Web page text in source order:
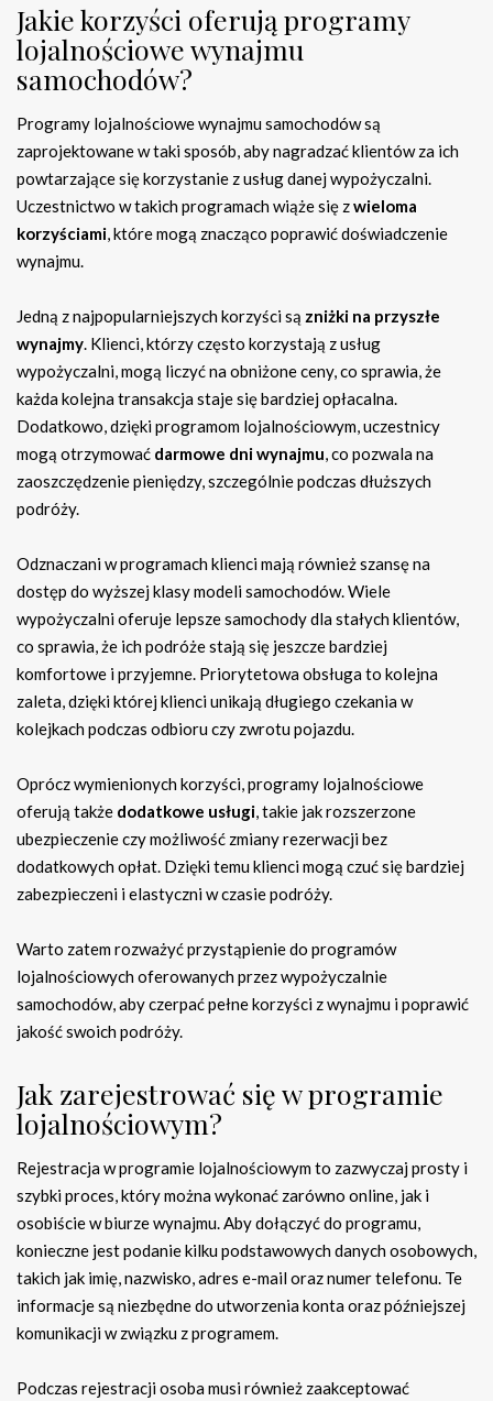
Jakie korzyści oferują programy
lojalnościowe wynajmu
samochodów?
Programy lojalnościowe wynajmu samochodów są
zaprojektowane w taki sposób, aby nagradzać klientów za ich
powtarzające się korzystanie z usług danej wypożyczalni.
Uczestnictwo w takich programach wiąże się zwieloma
korzyściami, które mogą znacząco poprawić doświadczenie
wynajmu.
Jedną z najpopularniejszych korzyści są zniżki na przyszłe
wynajmy. Klienci, którzy często korzystają z usług
wypożyczalni, mogą liczyć na obniżone ceny, co sprawia, że
każda kolejna transakcja staje się bardziej opłacalna.
Dodatkowo, dzięki programom lojalnościowym, uczestnicy
mogą otrzymować darmowe dni wynajmu, co pozwala na
zaoszczędzenie pieniędzy, szczególnie podczas dłuższych
podróży.
Odznaczani w programach klienci mają również szansę na
dostęp do wyższej klasy modeli samochodów. Wiele
wypożyczalni oferuje lepsze samochody dla stałych klientów,
co sprawia, że ich podróże stają się jeszcze bardziej
komfortowe i przyjemne. Priorytetowa obsługa to kolejna
zaleta, dzięki której klienci unikają długiego czekania w
kolejkach podczas odbioru czy zwrotu pojazdu.
Oprócz wymienionych korzyści, programy lojalnościowe
oferują także dodatkowe usługi, takie jak rozszerzone
ubezpieczenie czy możliwość zmiany rezerwacji bez
dodatkowych opłat. Dzięki temu klienci mogą czuć się bardziej
zabezpieczeni i elastyczni w czasie podróży.
Warto zatem rozważyć przystąpienie do programów
lojalnościowych oferowanych przez wypożyczalnie
samochodów, aby czerpać pełne korzyści z wynajmu i poprawić
jakość swoich podróży.
Jak zarejestrować się w programie
lojalnościowym?
Rejestracja w programie lojalnościowym to zazwyczaj prosty i
szybki proces, który można wykonać zarówno online, jak i
osobiście w biurze wynajmu. Aby dołączyć do programu,
konieczne jest podanie kilku podstawowych danych osobowych,
takich jak imię, nazwisko, adres e-mail oraz numer telefonu. Te
informacje są niezbędne do utworzenia konta oraz późniejszej
komunikacji w związku z programem.
Podczas rejestracji osoba musi również zaakceptować